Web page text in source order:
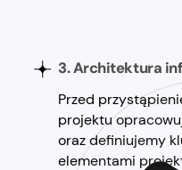
3. Architektura
Przed
projektu
oraz definiujemy
elementami